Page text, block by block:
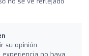
su opinión.
no haya